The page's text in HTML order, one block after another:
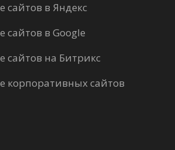
в Яндекс
в Google
сайтов на Битрикс
корпоративных сайтов